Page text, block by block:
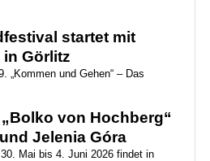
startet mit
Görlitz
„Kommen und Gehen“ – Das
von Hochberg“
Jelenia Góra
Mai bis 4. Juni 2026 findet in